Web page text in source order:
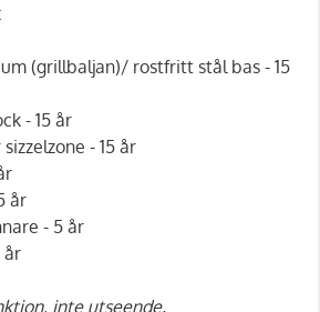
(grillbaljan)/ rostfritt stål bas - 15
- 15 år
- 15 år
år
- 5 år
år
inte utseende.